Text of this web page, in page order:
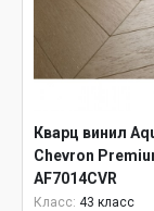
Кварц винил
Chevron
AF7014CVR
Класс: 43 класс